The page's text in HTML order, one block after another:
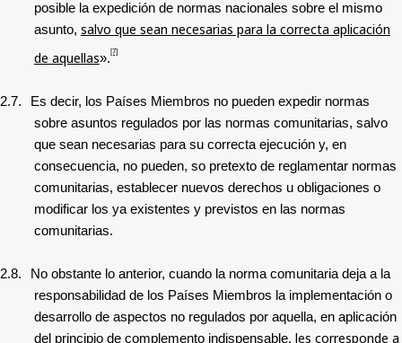
posible la expedición de normas nacionales sobre el mismo
asunto, salvo que sean necesarias para la correcta aplicación
de aquellas». [7]
2.7.
Es decir, los Países Miembros no pueden expedir normas
sobre asuntos regulados por las normas comunitarias, salvo
que sean necesarias para su correcta ejecución y, en
consecuencia, no pueden, so pretexto de reglamentar normas
comunitarias, establecer nuevos derechos u obligaciones o
modificar los ya existentes y previstos en las normas
comunitarias.
2.8.
No obstante lo anterior, cuando la norma comunitaria deja a la
responsabilidad de los Países Miembros la implementación o
desarrollo de aspectos no regulados por aquella, en aplicación
del principio de complemento indispensable, les corresponde a